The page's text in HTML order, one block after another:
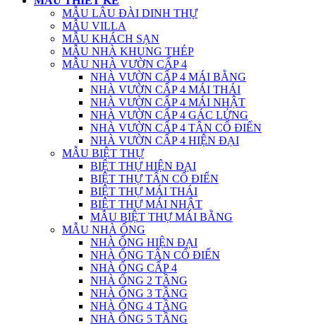
MẪU LÂU ĐÀI DINH THỰ
MẪU VILLA
MẪU KHÁCH SẠN
MẪU NHÀ KHUNG THÉP
MẪU NHÀ VƯỜN CẤP 4
NHÀ VƯỜN CẤP 4 MÁI BẰNG
NHÀ VƯỜN CẤP 4 MÁI THÁI
NHÀ VƯỜN CẤP 4 MÁI NHẬT
NHÀ VƯỜN CẤP 4 GÁC LỬNG
NHÀ VƯỜN CẤP 4 TÂN CỔ ĐIỂN
NHÀ VƯỜN CẤP 4 HIỆN ĐẠI
MẪU BIỆT THỰ
BIỆT THỰ HIỆN ĐẠI
BIỆT THỰ TÂN CỔ ĐIỂN
BIỆT THỰ MÁI THÁI
BIỆT THỰ MÁI NHẬT
MẪU BIỆT THỰ MÁI BẰNG
MẪU NHÀ ỐNG
NHÀ ỐNG HIỆN ĐẠI
NHÀ ỐNG TÂN CỔ ĐIỂN
NHÀ ỐNG CẤP 4
NHÀ ỐNG 2 TẦNG
NHÀ ỐNG 3 TẦNG
NHÀ ỐNG 4 TẦNG
NHÀ ỐNG 5 TẦNG